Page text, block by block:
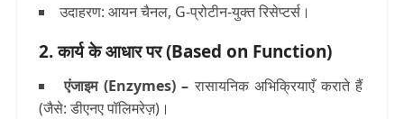
उदाहरण: आयन चैनल, G-प्रोटीन-युक्त रिसेप्टर्स।
2. कार्य के आधार पर (Based on Function)
एंजाइम (Enzymes)– रासायनिक अभिक्रियाएँ कराते हैं
(जैसे: डीएनए पॉलिमरेज़)।